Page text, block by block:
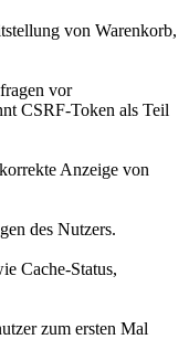
von Warenkorb,
vor
CSRF-Token als Teil
Anzeige von
des Nutzers.
Cache-Status,
zum ersten Mal